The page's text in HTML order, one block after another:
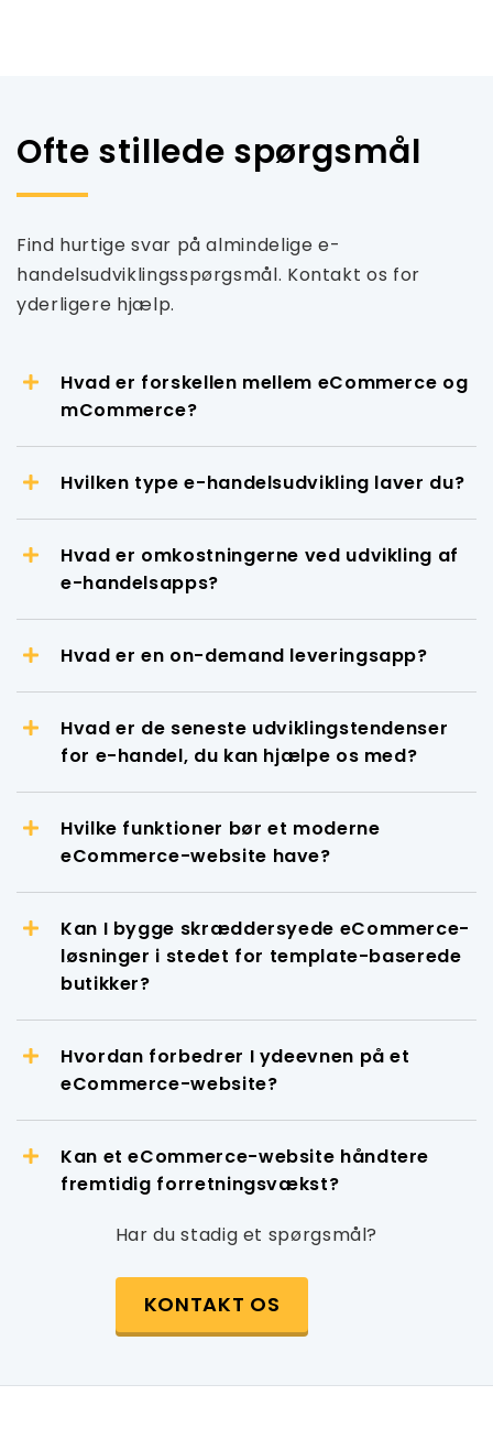
Ofte stillede spørgsmål
Find hurtige svar på almindelige e-
handelsudviklingsspørgsmål. Kontakt os for
yderligere hjælp.
Hvad er forskellen mellem eCommerce og
mCommerce?
Hvilken type e-handelsudvikling laver du?
Hvad er omkostningerne ved udvikling af
e-handelsapps?
Hvad er en on-demand leveringsapp?
Hvad er de seneste udviklingstendenser
for e-handel, du kan hjælpe os med?
Hvilke funktioner bør et moderne
eCommerce-website have?
Kan I bygge skræddersyede eCommerce-
løsninger i stedet for template-baserede
butikker?
Hvordan forbedrer I ydeevnen på et
eCommerce-website?
Kan et eCommerce-website håndtere
fremtidig forretningsvækst?
Har du stadig et spørgsmål?
KONTAKT OS